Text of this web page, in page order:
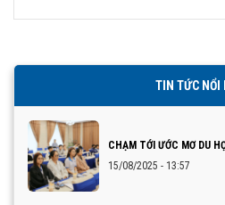
TIN TỨC NỔI
CHẠM TỚI ƯỚC MƠ DU
15/08/2025 - 13:57